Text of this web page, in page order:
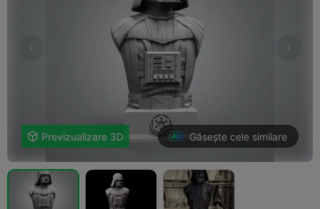
 Previzualizare 3D Găsește cele similare